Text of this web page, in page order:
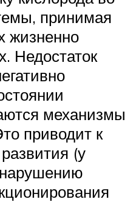
принимая
жизненно
Недостаток
механизмы
приводит к
(у